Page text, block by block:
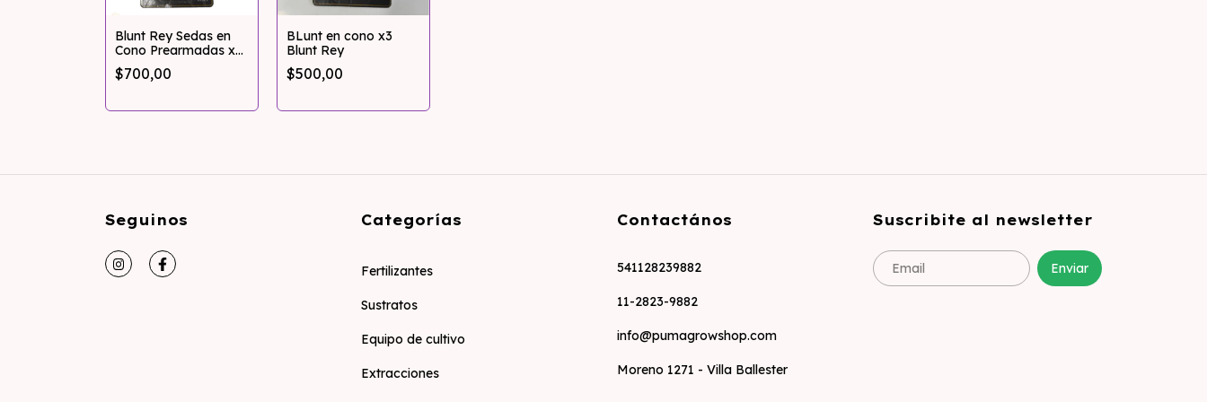
Blunt Rey Sedas en
Cono Prearmadas x6
unidades 1 & 1/4
$700,00
BLunt en cono x3
Blunt Rey
$500,00
Seguinos Categorías
Fertilizantes
Sustratos
Equipo de cultivo
Extracciones
Contactános
541128239882
11-2823-9882
info@pumagrowshop.com
Moreno 1271 - Villa Ballester
Suscribite al newsletter